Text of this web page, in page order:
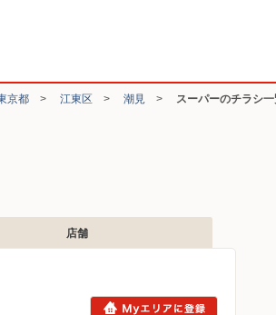
京都 > 江東区 > 潮見 > スーパーのチラシ
店舗